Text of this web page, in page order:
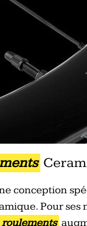
conception
Pour ses
roulements